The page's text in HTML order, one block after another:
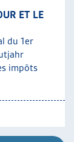
ET LE
du 1er
impôts